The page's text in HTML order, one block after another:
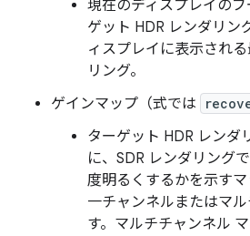
現在のディスプレイの
ゲット HDR レンダリン
ィスプレイに表示され
リング。
ゲインマップ（式では
ターゲット HDR レンダ
に、SDR レンダリング
度明るくするかを示す
一チャンネルまたはマ
す。マルチチャンネル